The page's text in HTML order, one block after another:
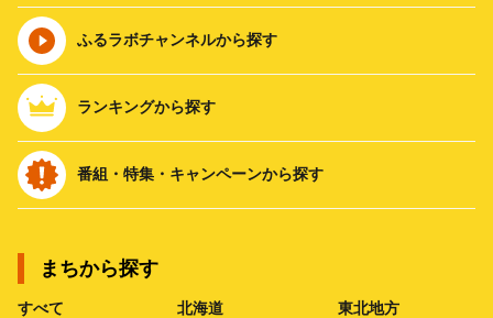
ふるラボチャンネルから探す
ランキングから探す
番組・特集・キャンペーンから探す
まちから探す
すべて 北海道 東北地方